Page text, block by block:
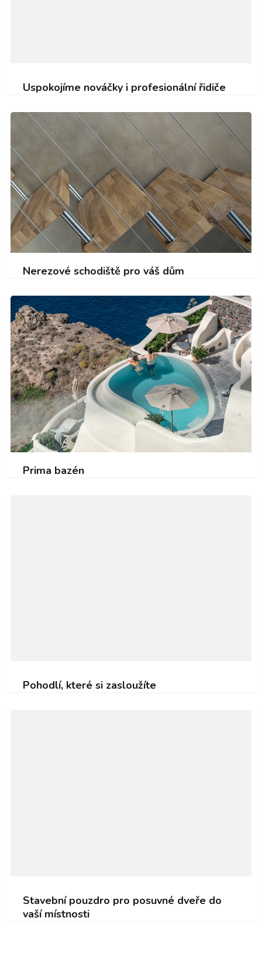
Uspokojíme nováčky i profesionální řidiče
Nerezové schodiště pro váš dům
Prima bazén
Pohodlí, které si zasloužíte
Stavební pouzdro pro posuvné dveře do
vaší místnosti